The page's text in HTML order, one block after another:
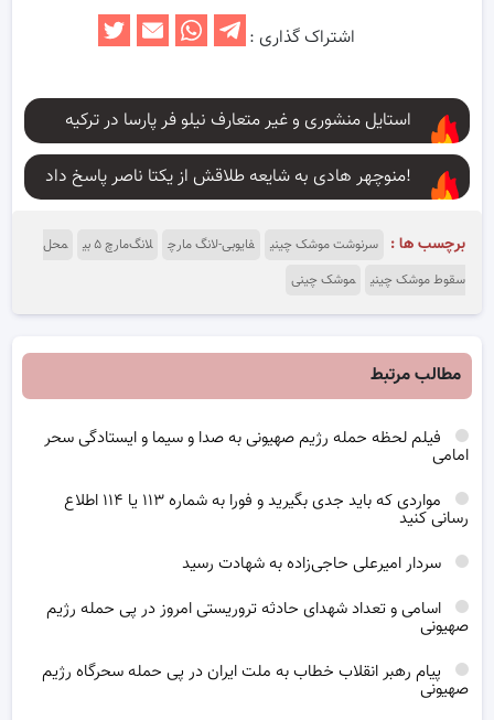
اشتراک گذاری :
استایل منشوری و غیر متعارف نیلو فر پارسا در ترکیه
منوچهر هادی به شایعه طلاقش از یکتا ناصر پاسخ داد!
برچسب ها : سرنوشت موشک چینی فایوبی-لانگ مارچ لانگ‌مارچ ۵ بی
محل
سقوط موشک چینی
موشک چینی
مطالب مرتبط
فیلم لحظه حمله رژیم صهیونی به صدا و سیما و ایستادگی سحر
امامی
مواردی که باید جدی بگیرید و فورا به شماره ۱۱۳ یا ۱۱۴ اطلاع
رسانی کنید
سردار امیرعلی حاجی‌زاده به شهادت رسید
اسامی و تعداد شهدای حادثه تروریستی امروز در پی حمله رژیم
صهیونی
پیام رهبر انقلاب خطاب به ملت ایران در پی حمله سحرگاه رژیم
صهیونی